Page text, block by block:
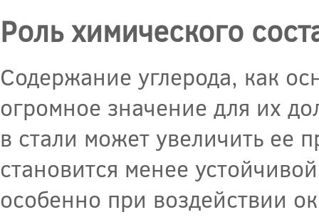
Роль химического
Содержание углерода, как
огромное значение для их
в стали может увеличить ее
становится менее
особенно при воздействии